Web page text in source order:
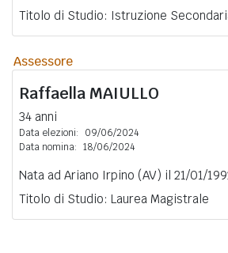
Titolo di Studio: Istruzione
Assessore
Raffaella MAIULLO
34 anni
Data elezioni:
09/06/2024
Data nomina: 18/06/2024
Nata ad Ariano Irpino (AV) il 21/01/
Titolo di Studio: Laurea Magistrale